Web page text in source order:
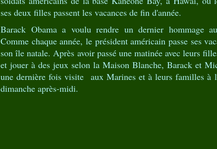
ses deux filles passent les vacances de fin d'année.
Barack Obama a voulu rendre un dernier hommage
Comme chaque année, le président américain passe ses
son île natale. Après avoir passé une matinée avec leurs
et jouer à des jeux selon la Maison Blanche, Barack et
une dernière fois visite aux Marines et à leurs familles à
dimanche après-midi.